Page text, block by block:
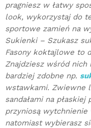
pragniesz w łatwy
look, wykorzystaj do
sportowe zamień na
Sukienki – Szukasz
Fasony koktajlowe to
Znajdziesz wśród
bardziej zdobne np.
wstawkami. Zwiewne
sandałami na
przyniosą
natomiast wybierasz